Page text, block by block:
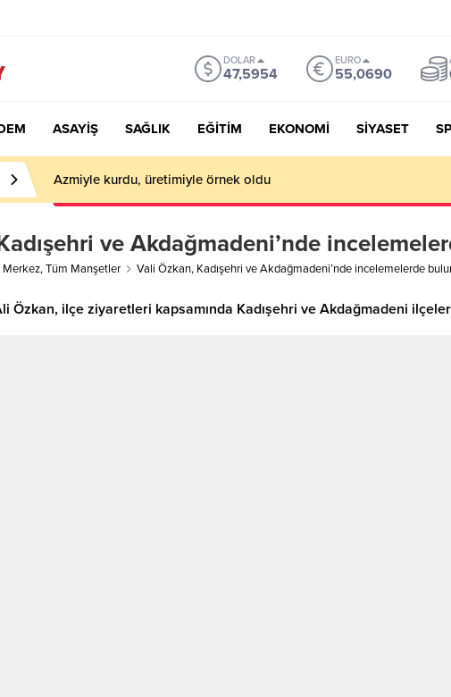
DOLAR
47,5954
EURO
55,0690
ASAYİŞ SAĞLIK EĞİTİM EKONOMİ SİYASET
Azmiyle kurdu, üretimiyle örnek oldu
ve Akdağmadeni’nde
Merkez,Tüm Manşetler Vali Özkan, Kadışehri ve Akdağmadeni’nde incelemelerde
Özkan, ilçe ziyaretleri kapsamında Kadışehri ve Akdağmadeni